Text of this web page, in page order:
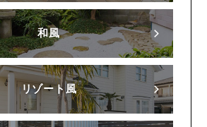
和風
リゾート風